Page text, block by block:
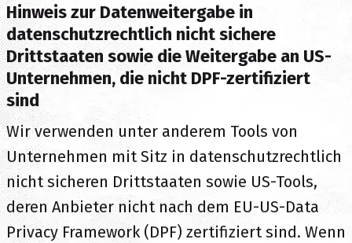
Hinweis zur Datenweitergabe in
datenschutzrechtlich nicht sichere
Drittstaaten sowie die Weitergabe an US-
Unternehmen, die nicht DPF-zertifiziert
sind
Wir verwenden unter anderem Tools von
Unternehmen mit Sitz in datenschutzrechtlich
nicht sicheren Drittstaaten sowie US-Tools,
deren Anbieter nicht nach dem EU-US-Data
Privacy Framework (DPF) zertifiziert sind. Wenn